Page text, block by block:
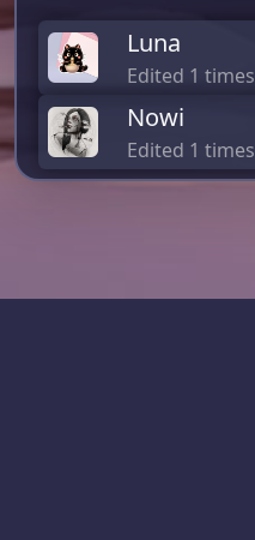
Luna
Edited 1 times
Nowi
Edited 1 times